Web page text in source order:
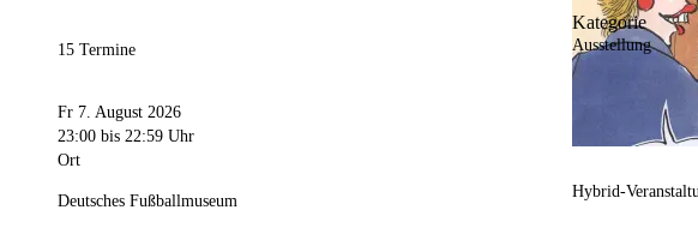
15 Termine
Fr 7. August 2026
23:00 bis 22:59 Uhr
Ort
Deutsches Fußballmuseum
Kategorie
Ausstellung
Hybrid-